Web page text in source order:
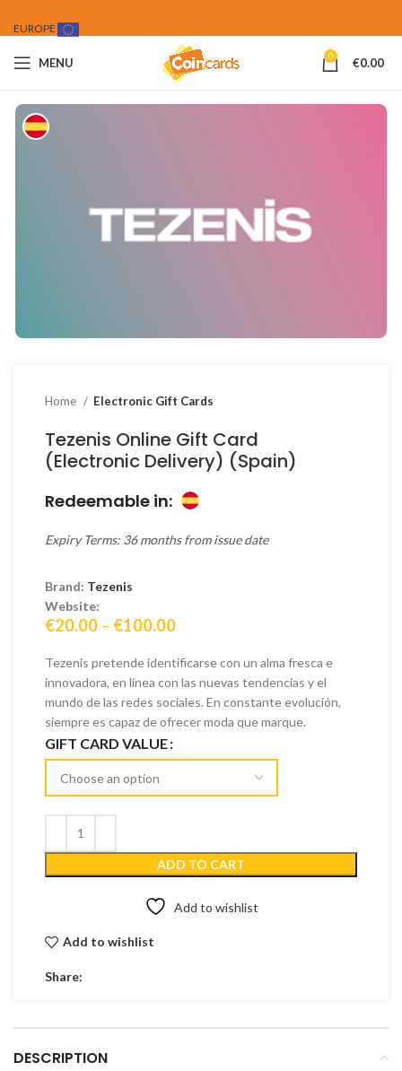
EUROPE
MENU 0 €0.00
Home Electronic Gift Cards
Tezenis Online Gift Card
(Electronic Delivery) (Spain)
Redeemable in:
Expiry Terms: 36 months from issue date
Brand: Tezenis
Website:
€20.00 – €100.00Price
€20.00
through
€100.00
Tezenis pretende identificarse con un alma fresca e
innovadora, en línea con las nuevas tendencias y el
mundo de las redes sociales. En constante evolución,
siempre es capaz de ofrecer moda que marque.
GIFT CARD VALUE
ADD TO CART
Add to wishlist
Add to wishlist
Share:
DESCRIPTION